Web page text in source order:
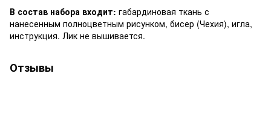
В состав набора входит: габардиновая ткань с
нанесенным полноцветным рисунком, бисер (Чехия), игла,
инструкция. Лик не вышивается.
Отзывы